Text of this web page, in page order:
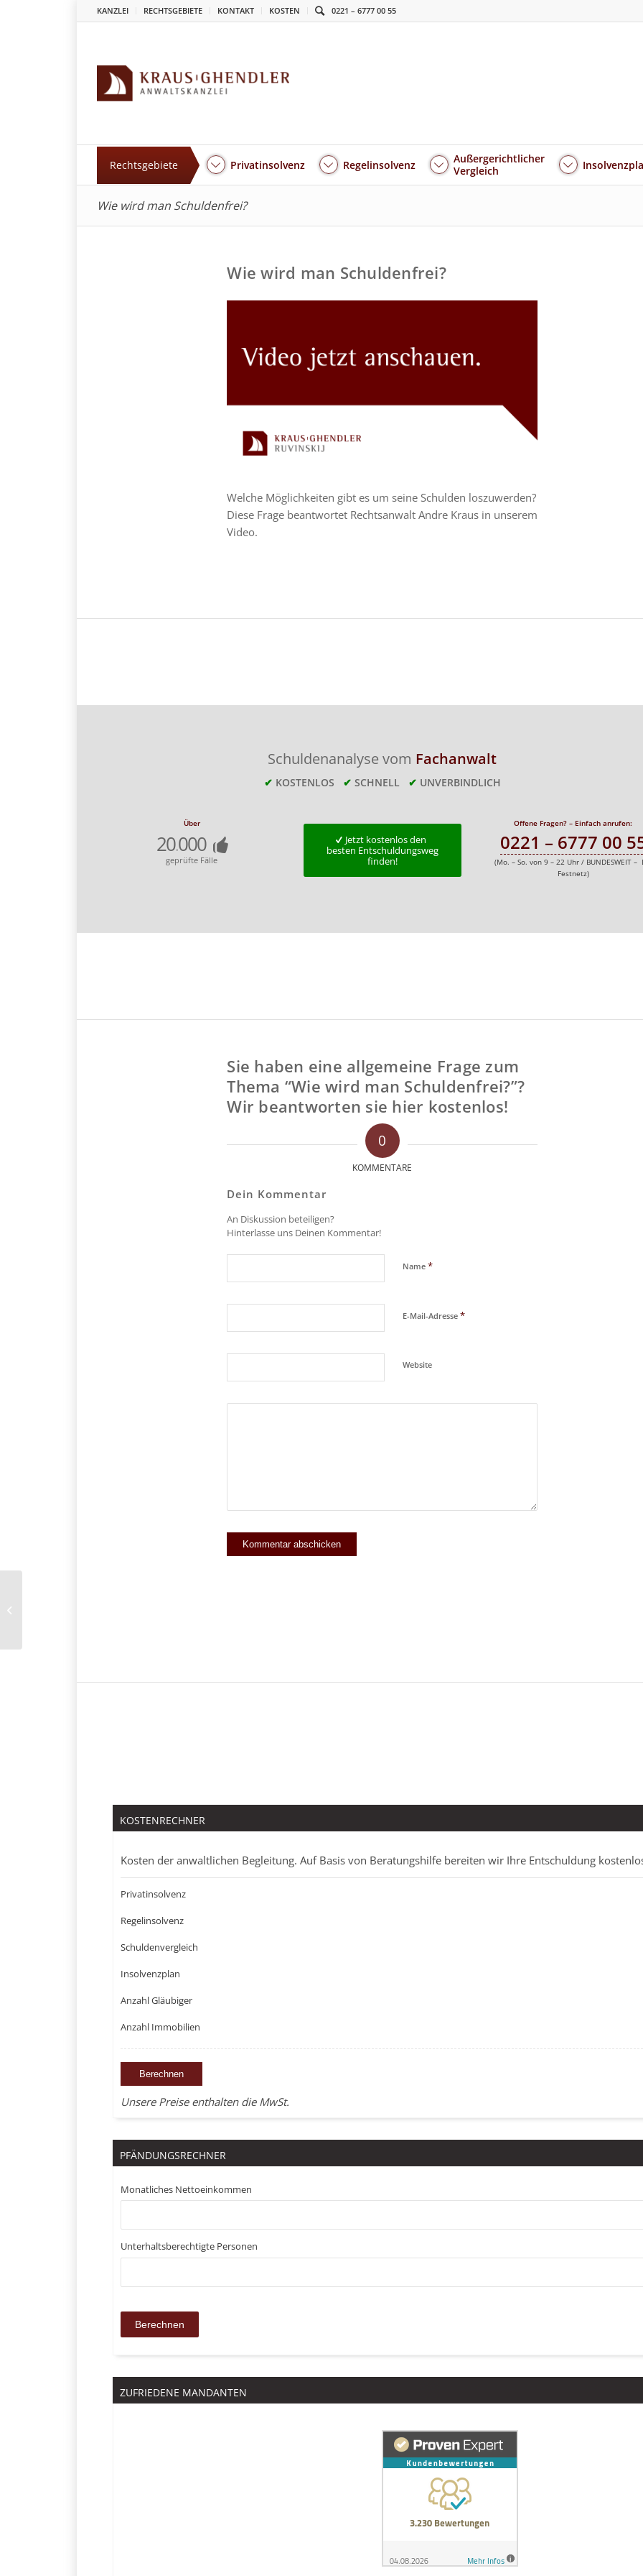
KANZLEI RECHTSGEBIETE KONTAKT KOSTEN 0221 – 6777 00 55
Rechtsgebiete Privatinsolvenz Regelinsolvenz
Außergerichtlicher
Vergleich
Wie wird man Schuldenfrei?
Wie wird man Schuldenfrei?
Welche Möglichkeiten gibt es um seine Schulden loszuwerden?
Diese Frage beantwortet Rechtsanwalt Andre Kraus in unserem
Video.
Schuldenanalyse vom Fachanwalt
✔ KOSTENLOS ✔ SCHNELL ✔ UNVERBINDLICH
Über
20.000
geprüfte Fälle
Jetzt kostenlos den
besten Entschuldungsweg
finden!
Offene Fragen? – Einfach anrufen:
0221 – 6777 00
(Mo. – So. von 9 – 22 Uhr / BUNDESWEIT –
Festnetz)
Sie haben eine allgemeine Frage zum
Thema “Wie wird man Schuldenfrei?”?
Wir beantworten sie hier kostenlos!
0
KOMMENTARE
Dein Kommentar
An Diskussion beteiligen?
Hinterlasse uns Deinen Kommentar!
Name*
E-Mail-Adresse*
Website
KOSTENRECHNER
Kosten der anwaltlichen Begleitung. Auf Basis von Beratungshilfe bereiten wir Ihre Entschuldung
Privatinsolvenz
Regelinsolvenz
Schuldenvergleich
Insolvenzplan
Anzahl Gläubiger
Anzahl Immobilien
Unsere Preise enthalten die MwSt.
PFÄNDUNGSRECHNER
Monatliches Nettoeinkommen
Unterhaltsberechtigte Personen
ZUFRIEDENE MANDANTEN